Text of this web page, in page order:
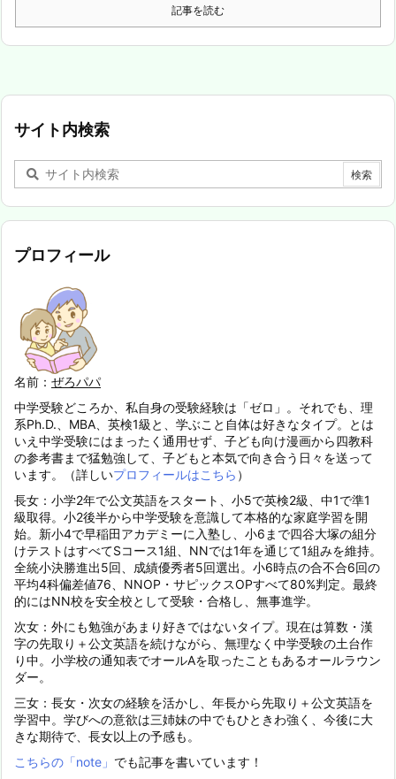
記事を読む
サイト内検索
プロフィール
名前： ぜろパパ
中学受験どころか、私自身の受験経験は「ゼロ」。それでも、理
系Ph.D.、MBA、英検1級と、学ぶこと自体は好きなタイプ。とは
いえ中学受験にはまったく通用せず、子ども向け漫画から四教科
の参考書まで猛勉強して、子どもと本気で向き合う日々を送って
います。（詳しいプロフィールはこちら ）
長女：小学2年で公文英語をスタート、小5で英検2級、中1で準1
級取得。小2後半から中学受験を意識して本格的な家庭学習を開
始。新小4で早稲田アカデミーに入塾し、小6まで四谷大塚の組分
けテストはすべてSコース1組、NNでは1年を通じて1組みを維持。
全統小決勝進出5回、成績優秀者5回選出。小6時点の合不合6回の
平均4科偏差値76、NNOP・サピックスOPすべて80%判定。最終
的にはNN校を安全校として受験・合格し、無事進学。
次女：外にも勉強があまり好きではないタイプ。現在は算数・漢
字の先取り＋公文英語を続けながら、無理なく中学受験の土台作
り中。小学校の通知表でオールAを取ったこともあるオールラウン
ダー。
三女：長女・次女の経験を活かし、年長から先取り＋公文英語を
学習中。学びへの意欲は三姉妹の中でもひときわ強く、今後に大
きな期待で、長女以上の予感も。
こちらの「note」 でも記事を書いています！